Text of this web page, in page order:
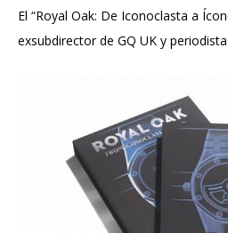
El “Royal Oak: De Iconoclasta a
exsubdirector de GQ UK y